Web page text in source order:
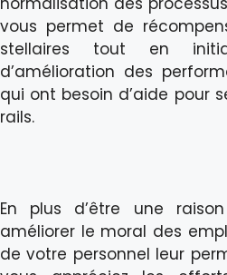
vous permet de
stellaires tout en
d’amélioration des
qui ont besoin d’aide pour
rails.
En plus d’être une
améliorer le moral des
de votre personnel leur